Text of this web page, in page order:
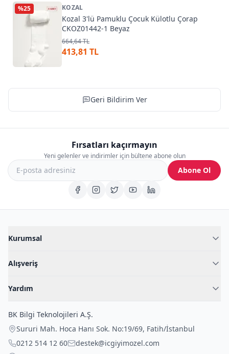
%25 KOZAL
Kozal 3'lü Pamuklu Çocuk Külotlu Çorap
CKOZ01442-1 Beyaz
664,64 TL
413,81 TL
Geri Bildirim Ver
Fırsatları kaçırmayın
Yeni gelenler ve indirimler için bültene abone olun
Abone Ol
Kurumsal
Blog
İç Giyim Rehberi
Alışveriş
Fantazi İç Giyim
Çocuk İç Giyim
Outlet Fırsatları
Yardım
İade Politikası
Gizli Paketleme
BK Bilgi Teknolojileri A.Ş.
Sururi Mah. Hoca Hanı Sok. No:19/69, Fatih/İstanbul
0212 514 12 60
destek@icgiyimozel.com